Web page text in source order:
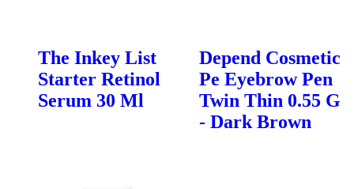
The Inkey List
Starter Retinol
Serum 30 Ml
Depend Cosmetic
Pe Eyebrow Pen
Twin Thin 0.55 G
- Dark Brown